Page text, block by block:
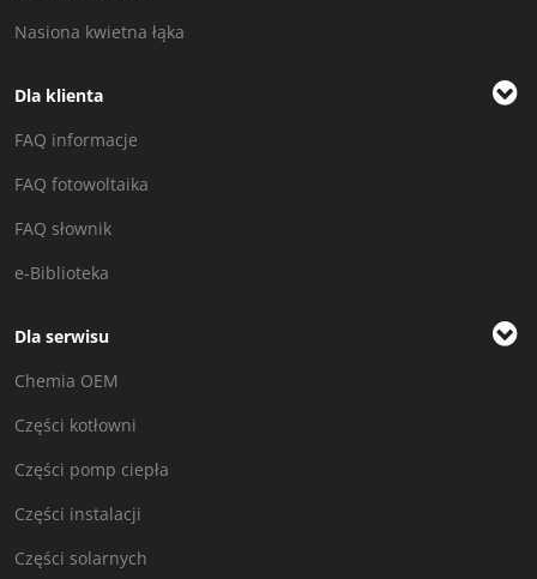
Nasiona kwietna łąka
Dla klienta
FAQ informacje
FAQ fotowoltaika
FAQ słownik
e-Biblioteka
Dla serwisu
Chemia OEM
Części kotłowni
Części pomp ciepła
Części instalacji
Części solarnych